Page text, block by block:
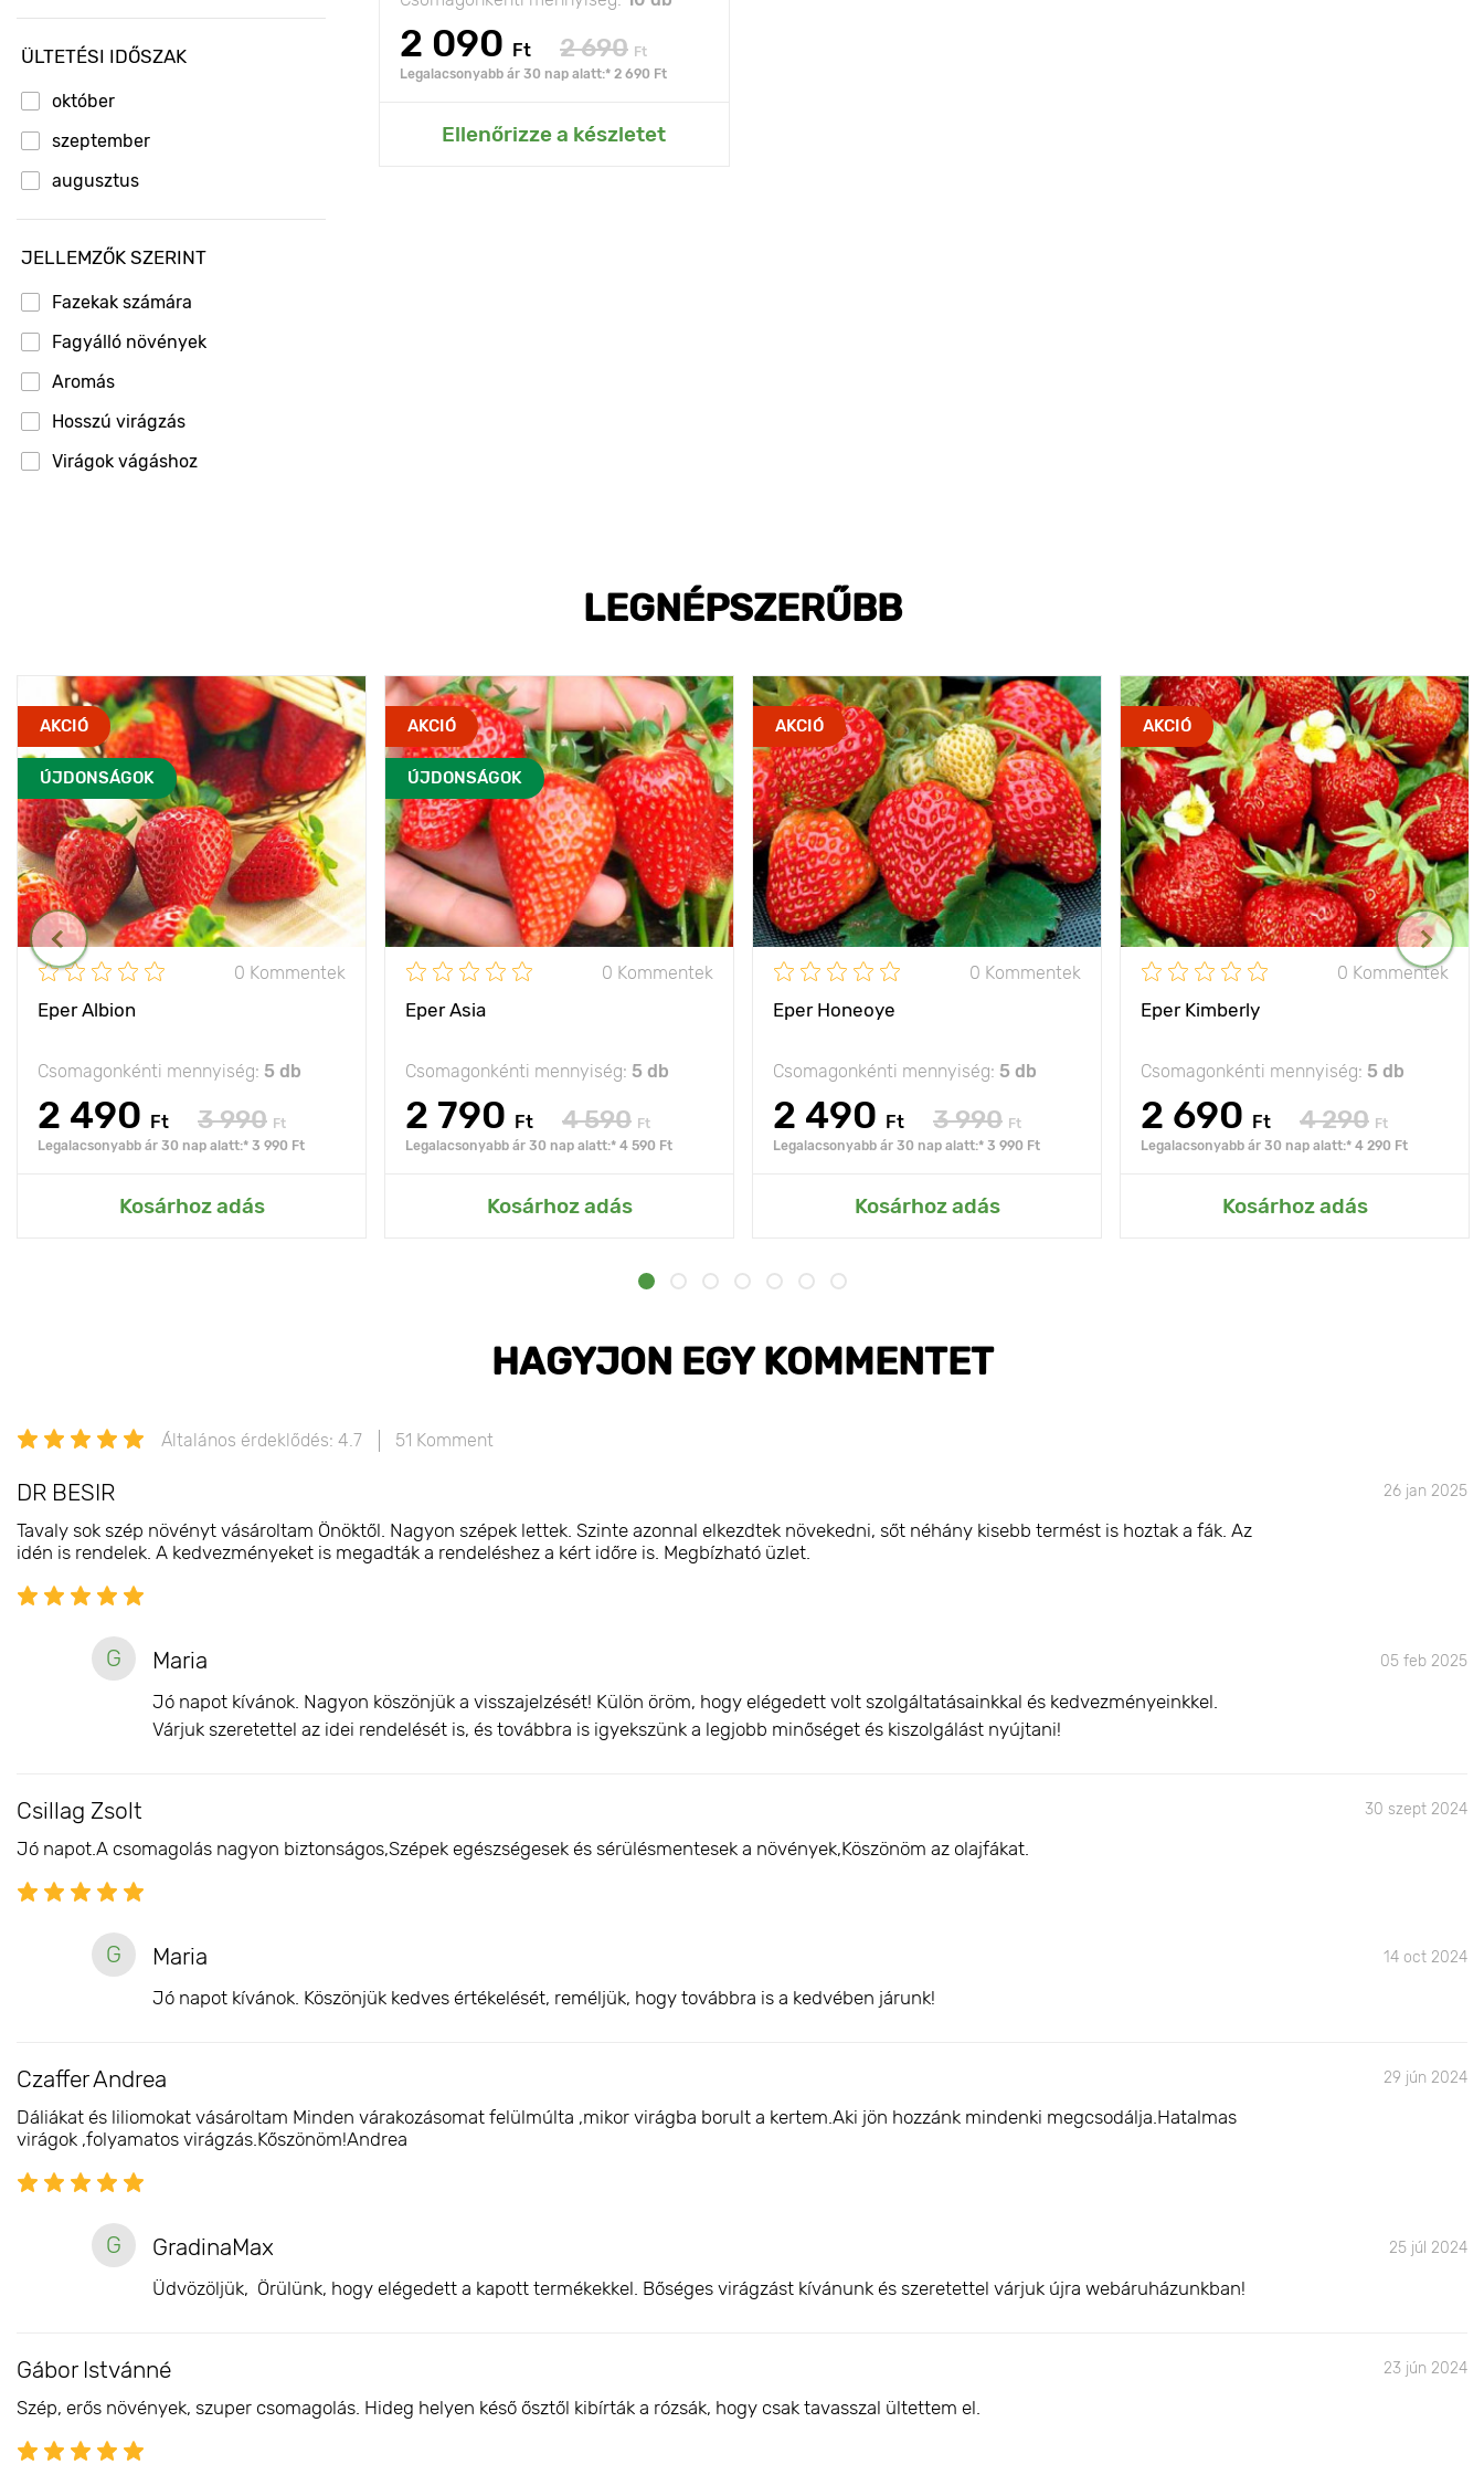
ÜLTETÉSI IDŐSZAK
október
szeptember
augusztus
JELLEMZŐK SZERINT
Fazekak számára
Fagyálló növények
Aromás
Hosszú virágzás
Virágok vágáshoz
2 090 Ft 2 690 Ft
Legalacsonyabb ár 30 nap alatt:* 2 690 Ft
Ellenőrizze a készletet
Hozzáadás az Én kertemhez
LEGNÉPSZERŰBB
AKCIÓ
ÚJDONSÁGOK
0 Kommentek
Eper Albion
Csomagonkénti mennyiség: 5 db
2 490 Ft 3 990 Ft
Legalacsonyabb ár 30 nap alatt:* 3 990 Ft
Kosárhoz adás
AKCIÓ
ÚJDONSÁGOK
0 Kommentek
Eper Asia
Csomagonkénti mennyiség: 5 db
2 790 Ft 4 590 Ft
Legalacsonyabb ár 30 nap alatt:* 4 590 Ft
Kosárhoz adás
AKCIÓ
0 Kommentek
Eper Honeoye
Csomagonkénti mennyiség: 5 db
2 490 Ft 3 990 Ft
Legalacsonyabb ár 30 nap alatt:* 3 990 Ft
Kosárhoz adás
AKCIÓ
0 Kommentek
Eper Kimberly
Csomagonkénti mennyiség: 5 db
2 690 Ft 4 290 Ft
Legalacsonyabb ár 30 nap alatt:* 4 290 Ft
Kosárhoz adás
HAGYJON EGY KOMMENTET
Általános érdeklődés: 4.7 51 Komment
DR BESIR 26 jan 2025
Tavaly sok szép növényt vásároltam Önöktől. Nagyon szépek lettek. Szinte azonnal elkezdtek növekedni, sőt néhány kisebb termést is hoztak a fák. Az
idén is rendelek. A kedvezményeket is megadták a rendeléshez a kért időre is. Megbízható üzlet.
G Maria 05 feb 2025
Jó napot kívánok. Nagyon köszönjük a visszajelzését! Külön öröm, hogy elégedett volt szolgáltatásainkkal és kedvezményeinkkel.
Várjuk szeretettel az idei rendelését is, és továbbra is igyekszünk a legjobb minőséget és kiszolgálást nyújtani!
Csillag Zsolt 30 szept 2024
Jó napot.A csomagolás nagyon biztonságos,Szépek egészségesek és sérülésmentesek a növények,Köszönöm az olajfákat.
G Maria 14 oct 2024
Jó napot kívánok. Köszönjük kedves értékelését, reméljük, hogy továbbra is a kedvében járunk!
Czaffer Andrea 29 jún 2024
Dáliákat és liliomokat vásároltam Minden várakozásomat felülmúlta ,mikor virágba borult a kertem.Aki jön hozzánk mindenki megcsodálja.Hatalmas
virágok ,folyamatos virágzás.Kőszönöm!Andrea
G GradinaMax 25 júl 2024
Üdvözöljük, Örülünk, hogy elégedett a kapott termékekkel. Bőséges virágzást kívánunk és szeretettel várjuk újra webáruházunkban!
Gábor Istvánné 23 jún 2024
Szép, erős növények, szuper csomagolás. Hideg helyen késő ősztől kibírták a rózsák, hogy csak tavasszal ültettem el.